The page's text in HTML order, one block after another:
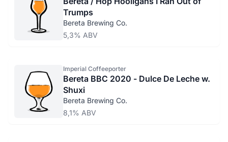
Trumps
Bereta Brewing Co.
5,3% ABV
Imperial Coffeeporter
Bereta BBC 2020 - Dulce De Leche w.
Shuxi
Bereta Brewing Co.
8,1% ABV